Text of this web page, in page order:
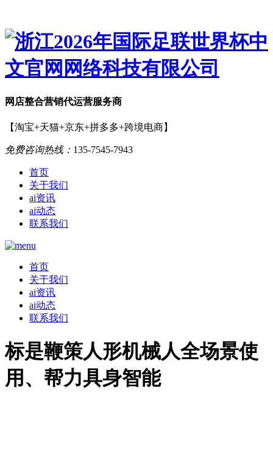
网店整合营销代运营服务商
【淘宝+天猫+京东+拼多多+跨境电商】
免费咨询热线： 135-7545-7943
首页
关于我们
ai资讯
ai动态
联系我们
首页
关于我们
ai资讯
ai动态
联系我们
标是鞭策人形机械人全场景使
用、帮力具身智能